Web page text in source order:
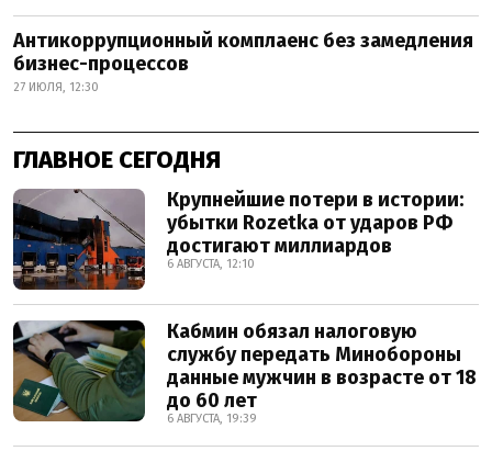
Антикоррупционный комплаенс без замедления
бизнес-процессов
27 ИЮЛЯ, 12:30
ГЛАВНОЕ СЕГОДНЯ
Крупнейшие потери в истории:
убытки Rozetka от ударов РФ
достигают миллиардов
6 АВГУСТА, 12:10
Кабмин обязал налоговую
службу передать Минобороны
данные мужчин в возрасте от 18
до 60 лет
6 АВГУСТА, 19:39